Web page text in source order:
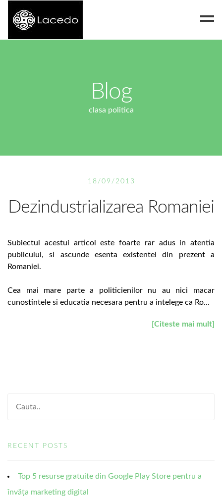
Blog
clasa politica
18/09/2013
Dezindustrializarea Romaniei
Subiectul acestui articol este foarte rar adus in atentia
publicului, si ascunde esenta existentei din prezent a
Romaniei.
Cea mai mare parte a politicienilor nu au nici macar
cunostintele si educatia necesara pentru a intelege ca Ro...
[Citeste mai mult]
RECENT POSTS
Top 5 resurse gratuite din Google Play Store pentru a
învăța marketing digital